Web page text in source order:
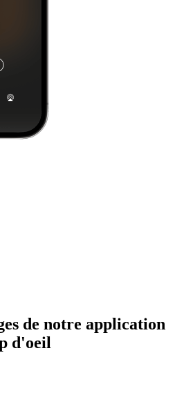
de notre application
d'oeil